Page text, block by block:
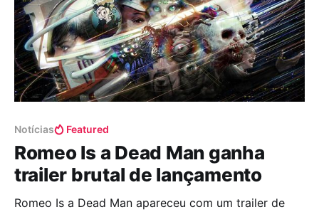
Notícias Featured
Romeo Is a Dead Man ganha
trailer brutal de lançamento
Romeo Is a Dead Man apareceu com um trailer de